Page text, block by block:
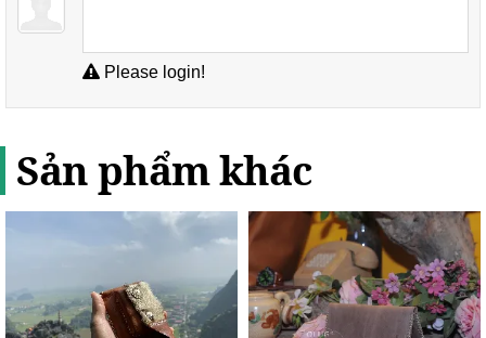
Please login!
Sản phẩm khác